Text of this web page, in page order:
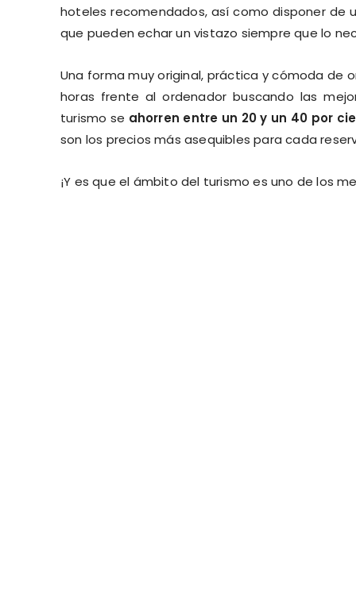
hoteles recomendados, así como disponer de
que pueden echar un vistazo siempre que lo
Una forma muy original, práctica y cómoda de
horas frente al ordenador buscando las
turismo se ahorren entre un 20 y un 40 por
son los precios más asequibles para cada
¡Y es que el ámbito del turismo es uno de los